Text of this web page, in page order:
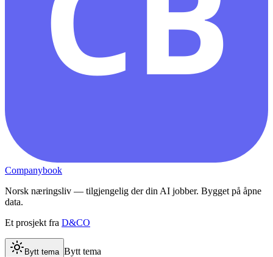
Companybook
Norsk næringsliv — tilgjengelig der din AI jobber. Bygget på åpne
data.
Et prosjekt fra D&CO
Bytt tema Bytt tema